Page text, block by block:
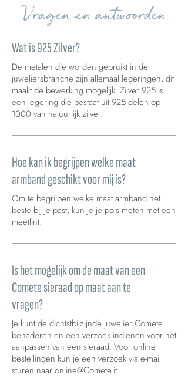
Vragen en antwoorden
Wat is 925 Zilver?
De metalen die worden gebruikt in de
juweliersbranche zijn allemaal legeringen, dit
maakt de bewerking mogelijk. Zilver 925 is
een legering die bestaat uit 925 delen op
1000 van natuurlijk zilver.
Hoe kan ik begrijpen welke maat
armband geschikt voor mij is?
Om te begrijpen welke maat armband het
beste bij je past, kun je je pols meten met een
meetlint.
Is het mogelijk om de maat van een
Comete sieraad op maat aan te
vragen?
Je kunt de dichtstbijzijnde juwelier Comete
benaderen en een verzoek indienen voor het
aanpassen van een sieraad. Voor online
bestellingen kun je een verzoek via e-mail
sturen naaronline@Comete.it.